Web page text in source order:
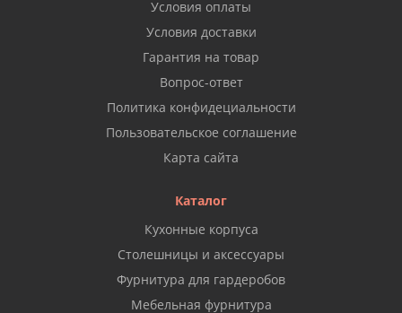
Условия оплаты
Условия доставки
Гарантия на товар
Вопрос-ответ
Политика конфидециальности
Пользовательское соглашение
Карта сайта
Каталог
Кухонные корпуса
Столешницы и аксессуары
Фурнитура для гардеробов
Мебельная фурнитура